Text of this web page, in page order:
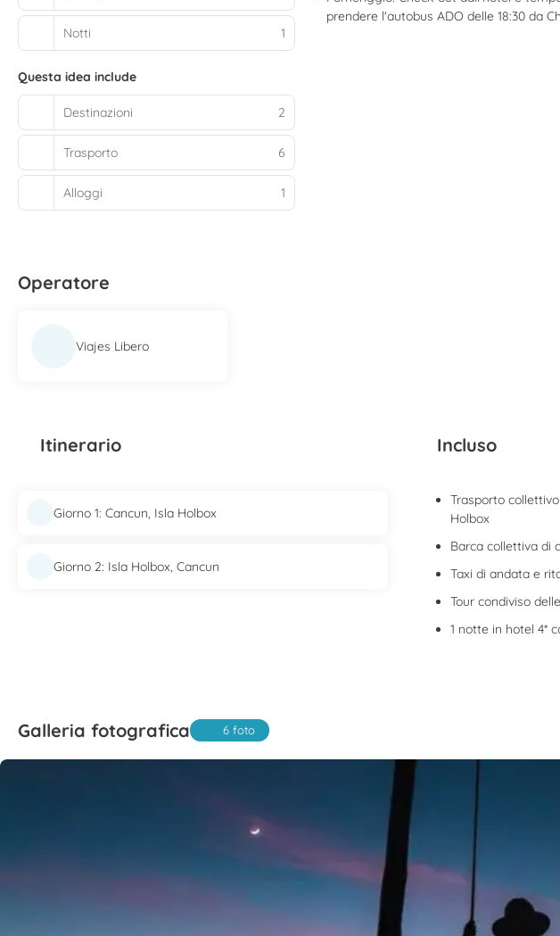
Notti 1
Questa idea include
Destinazioni 2
Trasporto 6
Alloggi 1
prendere l'autobus ADO delle 18:30 da
Operatore
Viajes Libero
Itinerario
Giorno 1: Cancun, Isla Holbox
Giorno 2: Isla Holbox, Cancun
Incluso
Trasporto
Holbox
Barca collettiva di
Taxi di andata e
Tour condiviso
1 notte in hotel 4*
Galleria fotografica 6 foto